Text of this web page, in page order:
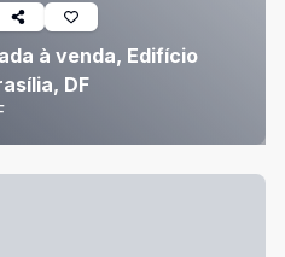
à venda, Edifício
DF